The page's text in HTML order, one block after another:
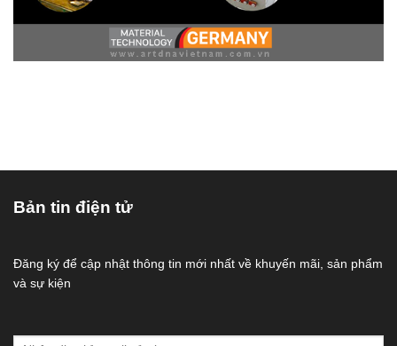
Bản tin điện tử
Đăng ký để cập nhật thông tin mới nhất về khuyến mãi, sản phẩm
và sự kiện